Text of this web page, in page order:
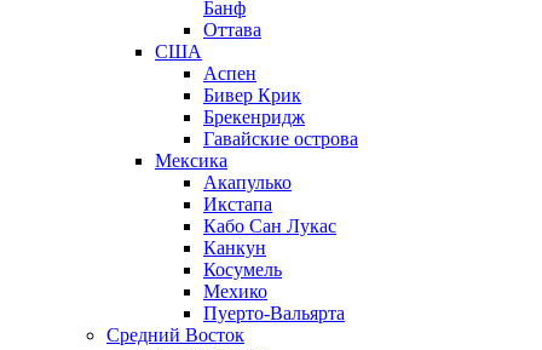
Банф
Оттава
США
Аспен
Бивер Крик
Брекенридж
Гавайские острова
Мексика
Акапулько
Икстапа
Кабо Сан Лукас
Канкун
Косумель
Мехико
Пуерто-Вальярта
Средний Восток